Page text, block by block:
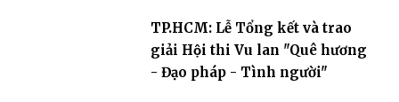
TP.HCM: Lễ Tổng kết và trao
giải Hội thi Vu lan "Quê hương
- Đạo pháp - Tình người"